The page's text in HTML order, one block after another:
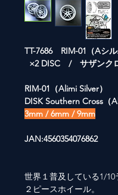
TT-7686 RIM-01（Aシル
×2 DISC / サザンクロ
RIM-01（Alimi Silver）
DISK Southern Cross（
3mm / 6mm / 9mm
JAN:4560354076862
世界１普及している1/10
２ピースホイール。